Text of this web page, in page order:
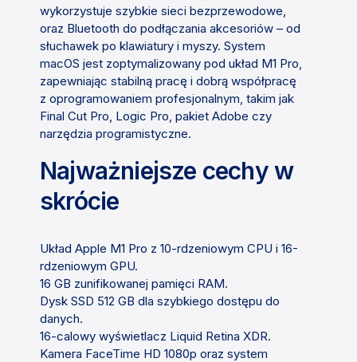
wykorzystuje szybkie sieci bezprzewodowe,
oraz Bluetooth do podłączania akcesoriów – od
słuchawek po klawiatury i myszy. System
macOS jest zoptymalizowany pod układ M1 Pro,
zapewniając stabilną pracę i dobrą współpracę
z oprogramowaniem profesjonalnym, takim jak
Final Cut Pro, Logic Pro, pakiet Adobe czy
narzędzia programistyczne.
Najważniejsze cechy w
skrócie
Układ Apple M1 Pro z 10-rdzeniowym CPU i 16-
rdzeniowym GPU.
16 GB zunifikowanej pamięci RAM.
Dysk SSD 512 GB dla szybkiego dostępu do
danych.
16-calowy wyświetlacz Liquid Retina XDR.
Kamera FaceTime HD 1080p oraz system